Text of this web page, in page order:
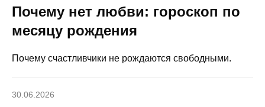
Почему нет любви: гороскоп по
месяцу рождения
Почему счастливчики не рождаются свободными.
30.06.2026